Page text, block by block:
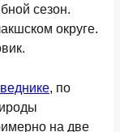
сезон.
округе.
, по
на две